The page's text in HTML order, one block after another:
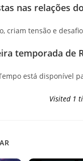
nas relações
criam tensão e
temporada de
está disponível
Visited 1